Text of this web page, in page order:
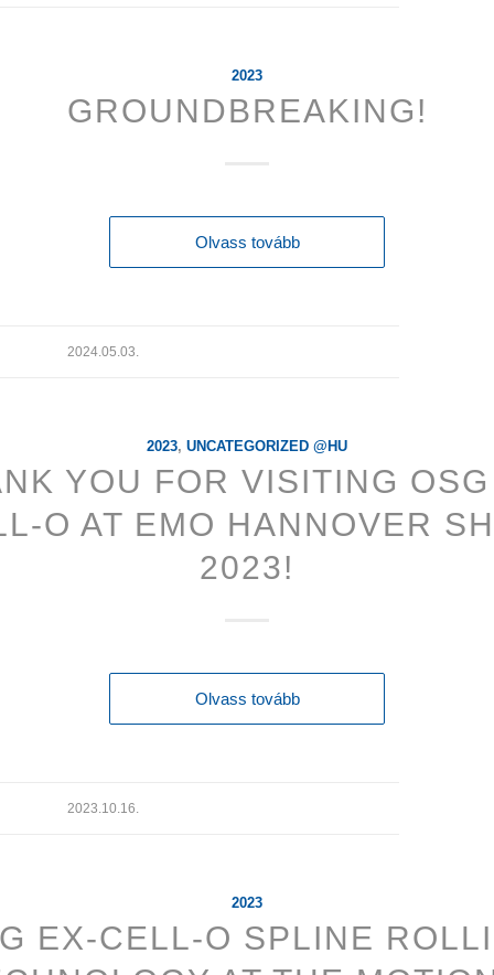
2023
GROUNDBREAKING!
Olvass tovább
2024.05.03.
2023, UNCATEGORIZED @HU
YOU FOR VISITING
O AT EMO HANNOVER
2023!
Olvass tovább
2023.10.16.
2023
EX-CELL-O SPLINE